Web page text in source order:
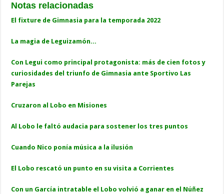
Notas relacionadas
E l fixture de Gimnasia para la temporada 2022
La magia de Leguizamón...
Con Legui como principal protagonista: más de cien fotos y
curiosidades del triunfo de Gimnasia ante Sportivo Las
Parejas
Cruzaron al Lobo en Misiones
Al Lobo le faltó audacia para sostener los tres puntos
Cuando Nico ponía música a la ilusión
El Lobo rescató un punto en su visita a Corrientes
Con un García intratable el Lobo volvió a ganar en el Núñez